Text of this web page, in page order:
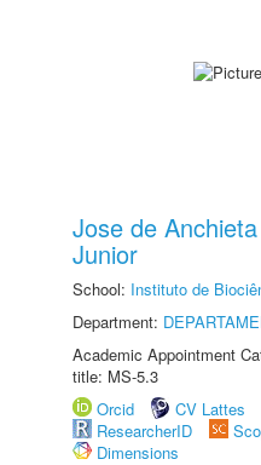
Jose de
Junior
School: Instituto de
Department:
Academic Appointment
title: MS-5.3
Orcid
CV Lattes
ResearcherID
Dimensions